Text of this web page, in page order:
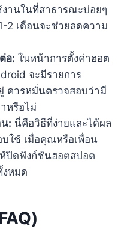
านในที่สาธารณะบ่อยๆ
2 เดือนจะช่วยลดความ
อ: ในหน้าการตั้งค่าฮอต
จะมีรายการ
ควรหมั่นตรวจสอบว่ามี
หรือไม่
: นี่คือวิธีที่ง่ายและได้ผล
ใช้ เมื่อคุณหรือเพื่อน
ปิดฟังก์ชันฮอตสปอต
งหมด